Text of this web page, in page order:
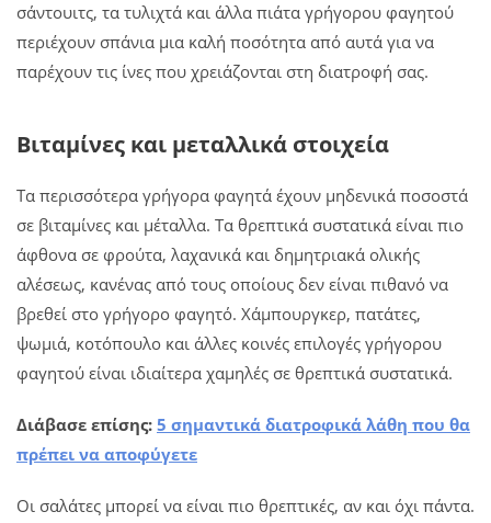
σάντουιτς, τα τυλιχτά και άλλα πιάτα γρήγορου φαγητού
περιέχουν σπάνια μια καλή ποσότητα από αυτά για να
παρέχουν τις ίνες που χρειάζονται στη διατροφή σας.
Βιταμίνες και μεταλλικά στοιχεία
Τα περισσότερα γρήγορα φαγητά έχουν μηδενικά ποσοστά
σε βιταμίνες και μέταλλα. Τα θρεπτικά συστατικά είναι πιο
άφθονα σε φρούτα, λαχανικά και δημητριακά ολικής
αλέσεως, κανένας από τους οποίους δεν είναι πιθανό να
βρεθεί στο γρήγορο φαγητό. Χάμπουργκερ, πατάτες,
ψωμιά, κοτόπουλο και άλλες κοινές επιλογές γρήγορου
φαγητού είναι ιδιαίτερα χαμηλές σε θρεπτικά συστατικά.
Διάβασε επίσης: 5 σημαντικά διατροφικά λάθη που θα
πρέπει να αποφύγετε
Οι σαλάτες μπορεί να είναι πιο θρεπτικές, αν και όχι πάντα.